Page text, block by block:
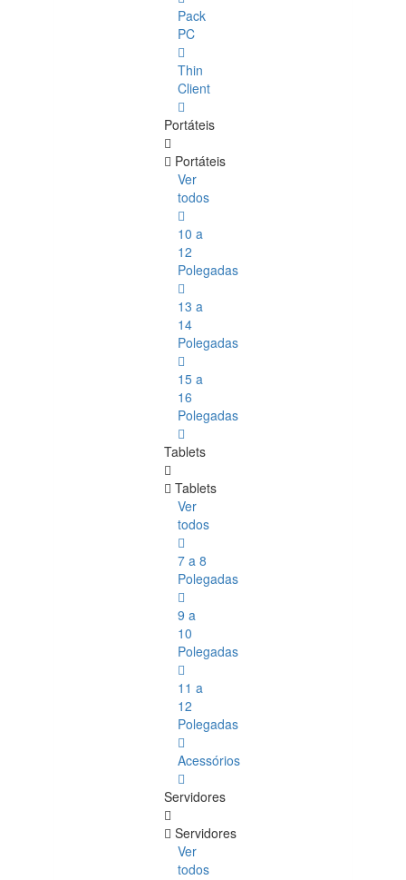
Pack
PC
Thin
Client
Portáteis
Portáteis
Ver
todos
10 a
12
Polegadas
13 a
14
Polegadas
15 a
16
Polegadas
Tablets
Tablets
Ver
todos
7 a 8
Polegadas
9 a
10
Polegadas
11 a
12
Polegadas
Acessórios
Servidores
Servidores
Ver
todos